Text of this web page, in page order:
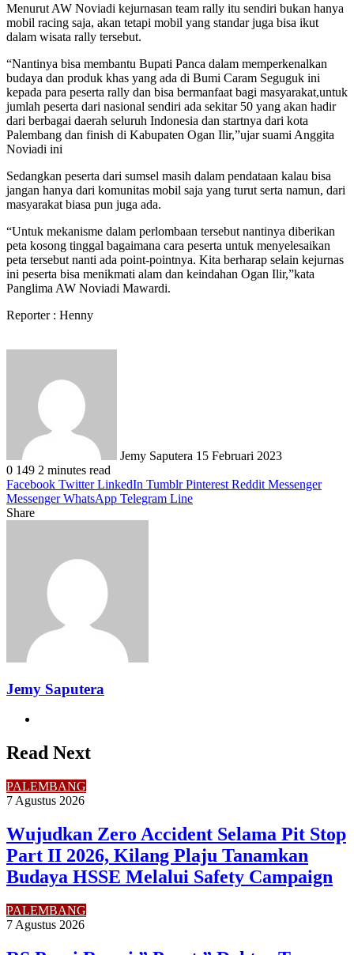
Menurut AW Noviadi kejurnasan team rally itu sendiri bukan hanya
mobil racing saja, akan tetapi mobil yang standar juga bisa ikut
dalam wisata rally tersebut.
“Nantinya bisa membantu Bupati Panca dalam memperkenalkan
budaya dan produk khas yang ada di Bumi Caram Seguguk ini
kepada para peserta rally dan bisa bermanfaat bagi masyarakat,untuk
jumlah peserta dari nasional sendiri ada sekitar 50 yang akan hadir
dari berbagai daerah seluruh Indonesia dan startnya dari kota
Palembang dan finish di Kabupaten Ogan Ilir,”ujar suami Anggita
Noviadi ini
Sedangkan peserta dari sumsel masih dalam pendataan kalau bisa
jangan hanya dari komunitas mobil saja yang turut serta namun, dari
masyarakat biasa pun juga ada.
“Untuk mekanisme dalam perlombaan tersebut nantinya diberikan
peta kosong tinggal bagaimana cara peserta untuk menyelesaikan
peta tersebut nanti ada point-pointnya. Kita berharap selain kejurnas
ini peserta bisa menikmati alam dan keindahan Ogan Ilir,”kata
Panglima AW Noviadi Mawardi.
Reporter : Henny
Jemy Saputera 15 Februari 2023
0 149 2 minutes read
Facebook Twitter LinkedIn Tumblr Pinterest Reddit Messenger
Messenger WhatsApp Telegram Line
Share
Jemy Saputera
Read Next
PALEMBANG
7 Agustus 2026
Wujudkan Zero Accident Selama Pit Stop
Part II 2026, Kilang Plaju Tanamkan
Budaya HSSE Melalui Safety Campaign
PALEMBANG
7 Agustus 2026